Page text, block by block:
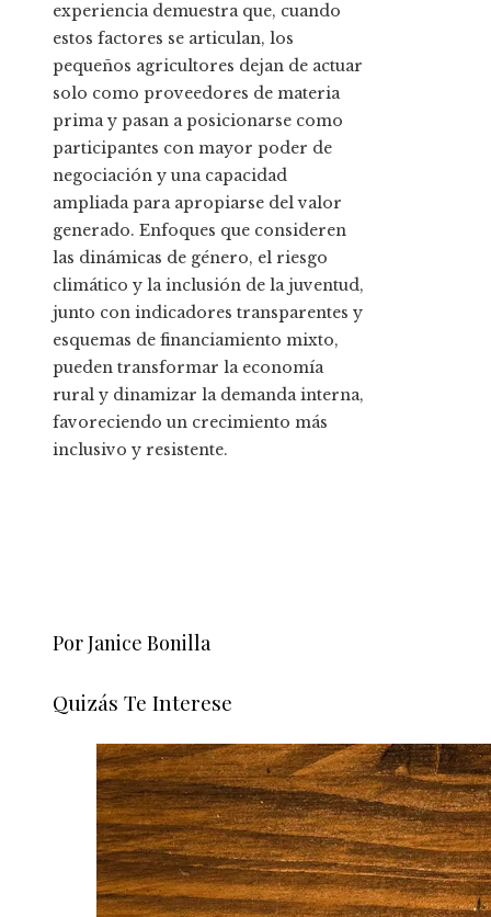
experiencia demuestra que, cuando
estos factores se articulan, los
pequeños agricultores dejan de actuar
solo como proveedores de materia
prima y pasan a posicionarse como
participantes con mayor poder de
negociación y una capacidad
ampliada para apropiarse del valor
generado. Enfoques que consideren
las dinámicas de género, el riesgo
climático y la inclusión de la juventud,
junto con indicadores transparentes y
esquemas de financiamiento mixto,
pueden transformar la economía
rural y dinamizar la demanda interna,
favoreciendo un crecimiento más
inclusivo y resistente.
Por Janice Bonilla
Quizás Te Interese